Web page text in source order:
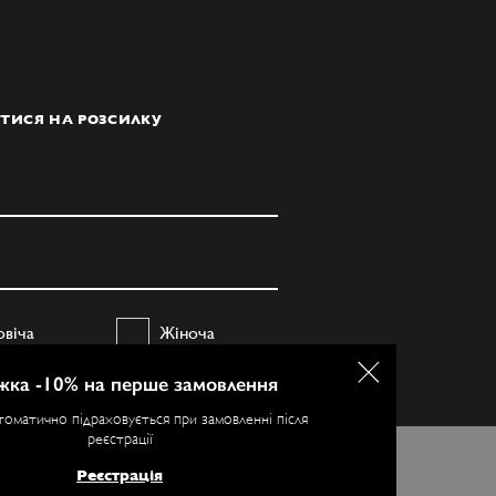
НА РОЗСИЛКУ
Жіноча
ПІДПИСАТИСЯ
-10% на перше замовлення
підраховується при замовленні після
реєстрації
Реєстрація
Більш